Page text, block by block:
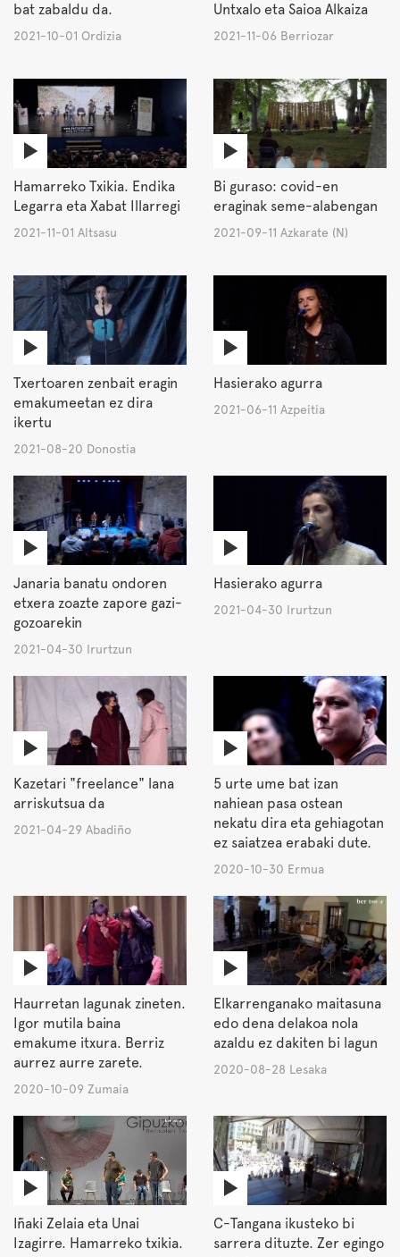
bat zabaldu da.
2021-10-01 Ordizia
Untxalo eta Saioa Alkaiza
2021-11-06 Berriozar
Hamarreko Txikia. Endika
Legarra eta Xabat Illarregi
2021-11-01 Altsasu
Bi guraso: covid-en
eraginak seme-alabengan
2021-09-11 Azkarate (N)
Txertoaren zenbait eragin
emakumeetan ez dira
ikertu
2021-08-20 Donostia
Hasierako agurra
2021-06-11 Azpeitia
Janaria banatu ondoren
etxera zoazte zapore gazi-
gozoarekin
2021-04-30 Irurtzun
Hasierako agurra
2021-04-30 Irurtzun
Kazetari "freelance" lana
arriskutsua da
2021-04-29 Abadiño
5 urte ume bat izan
nahiean pasa ostean
nekatu dira eta gehiagotan
ez saiatzea erabaki dute.
2020-10-30 Ermua
Haurretan lagunak zineten.
Igor mutila baina
emakume itxura. Berriz
aurrez aurre zarete.
2020-10-09 Zumaia
Elkarrenganako maitasuna
edo dena delakoa nola
azaldu ez dakiten bi lagun
2020-08-28 Lesaka
Iñaki Zelaia eta Unai
Izagirre. Hamarreko txikia.
C-Tangana ikusteko bi
sarrera dituzte. Zer egingo